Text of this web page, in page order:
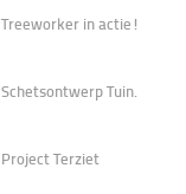
Treeworker in actie!
Schetsontwerp Tuin.
Project Terziet